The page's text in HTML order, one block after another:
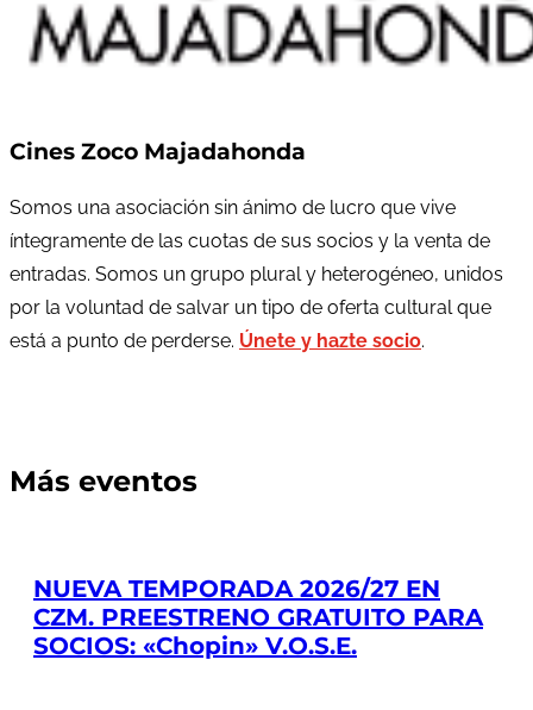
Cines Zoco Majadahonda
Somos una asociación sin ánimo de lucro que vive
íntegramente de las cuotas de sus socios y la venta de
entradas. Somos un grupo plural y heterogéneo, unidos
por la voluntad de salvar un tipo de oferta cultural que
está a punto de perderse. Únete y hazte socio.
Más eventos
NUEVA TEMPORADA 2026/27 EN
CZM. PREESTRENO GRATUITO PARA
SOCIOS: «Chopin» V.O.S.E.